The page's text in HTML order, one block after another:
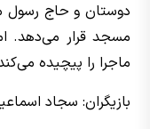
دوستان و حاج رسول
مسجد قرار می‌دهد.
ماجرا را پیچیده
بازیگران: سجاد